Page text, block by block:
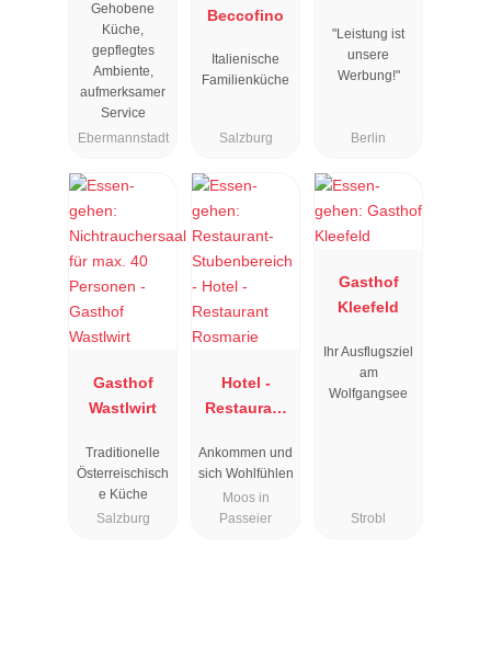
"
Gehobene
Küche,
gepflegtes
Ambiente,
aufmerksamer
Service
Ebermannstadt
Beccofino
Italienische
Familienküche
Salzburg
"Leistung ist
unsere
Werbung!"
Berlin
Gasthof
Wastlwirt
Traditionelle
Österreischisch
e Küche
Salzburg
Hotel -
Restaurant
Ankommen und
sich Wohlfühlen
Moos in
Passeier
Gasthof
Kleefeld
Ihr Ausflugsziel
am
Wolfgangsee
Strobl